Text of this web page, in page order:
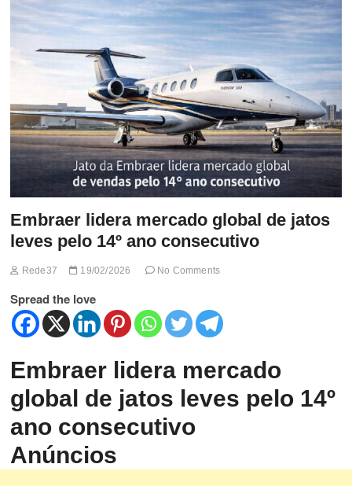
t
t
n
Embraer lidera mercado global de jatos
leves pelo 14º ano consecutivo
Rede37 19/02/2026 No Comments
Spread the love
Embraer lidera mercado
global de jatos leves pelo 14º
ano consecutivo
Anúncios